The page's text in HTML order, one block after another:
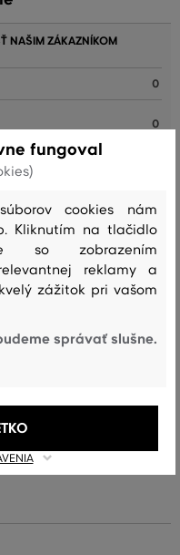
NAŠIM ZÁKAZNÍKOM
0
0
veľkosti, ktorú
zodpovedá veľkosti, ktorú
fungoval
cookies nám
Kliknutím na tlačidlo
so zobrazením
reklamy a
zážitok pri vašom
správať slušne.